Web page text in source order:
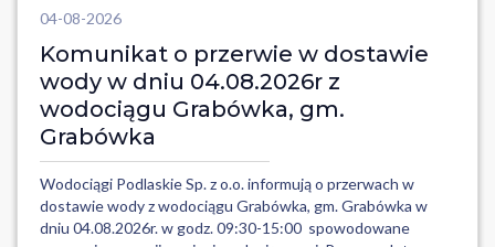
04-08-2026
Komunikat o przerwie w dostawie
wody w dniu 04.08.2026r z
wodociągu Grabówka, gm.
Grabówka
Wodociągi Podlaskie Sp. z o.o. informują o przerwach w
dostawie wody z wodociągu Grabówka, gm. Grabówka w
dniu 04.08.2026r. w godz. 09:30-15:00 spowodowane